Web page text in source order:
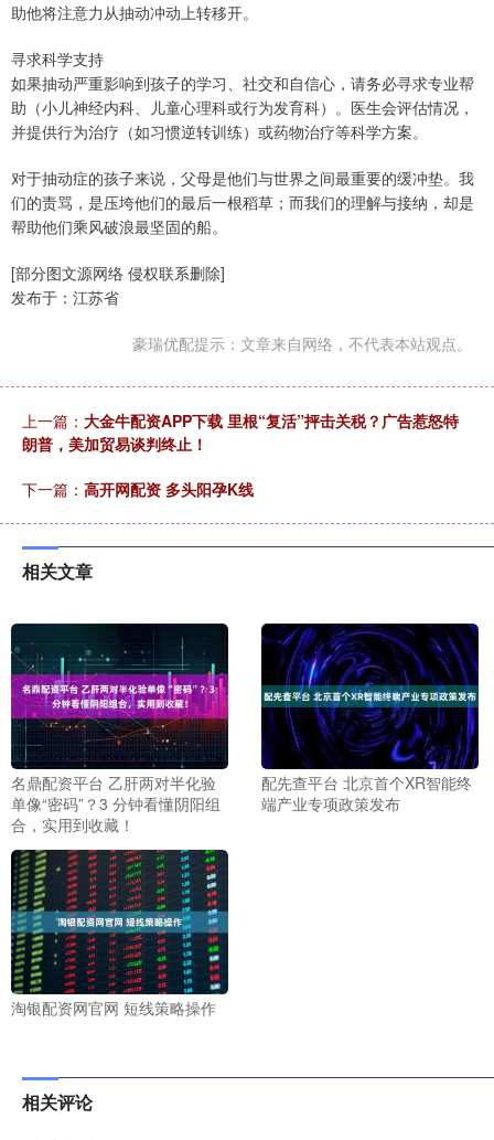
助他将注意力从抽动冲动上转移开。
寻求科学支持
如果抽动严重影响到孩子的学习、社交和自信心，请务必寻求专业帮
助（小儿神经内科、儿童心理科或行为发育科）。医生会评估情况，
并提供行为治疗（如习惯逆转训练）或药物治疗等科学方案。
对于抽动症的孩子来说，父母是他们与世界之间最重要的缓冲垫。我
们的责骂，是压垮他们的最后一根稻草；而我们的理解与接纳，却是
帮助他们乘风破浪最坚固的船。
[部分图文源网络 侵权联系删除]
发布于：江苏省
豪瑞优配提示：文章来自网络，不代表本站观点。
上一篇： 大金牛配资APP下载 里根“复活”抨击关税？广告惹怒特
朗普，美加贸易谈判终止！
下一篇： 高开网配资 多头阳孕K线
相关文章
名鼎配资平台 乙肝两对半化验
单像“密码”？3 分钟看懂阴阳组
合，实用到收藏！
配先查平台 北京首个XR智能终
端产业专项政策发布
淘银配资网官网 短线策略操作
相关评论